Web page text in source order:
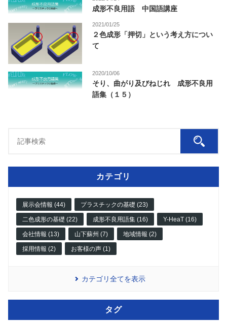
成形不良用語 中国語講座
2021/01/25
２色成形「押切」という考え方につい
て
2020/10/06
そり、曲がり及びねじれ 成形不良用
語集（１５）
カテゴリ
展示会情報 (44) プラスチックの基礎 (23)
二色成形の基礎 (22) 成形不良用語集 (16) Y-HeaT (16)
会社情報 (13) 山下蘇州 (7) 地域情報 (2)
採用情報 (2) お客様の声 (1)
カテゴリ全てを表示
タグ